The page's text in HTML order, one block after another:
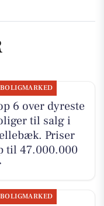
BOLIGMARKED
6 over dyreste
til salg i
Priser
til 47.000.000
BOLIGMARKED